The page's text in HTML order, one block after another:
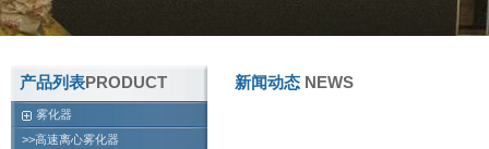
产品列表PRODUCT
雾化器
>>高速离心雾化器
新闻动态 NEWS